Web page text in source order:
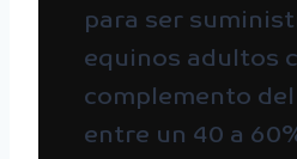
para ser
equinos adultos
complemento
entre un 40 a